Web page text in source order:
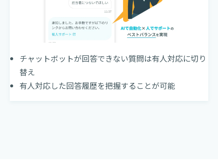
チャットボットが回答できない質問は有人対応に切り
替え
有人対応した回答履歴を把握することが可能